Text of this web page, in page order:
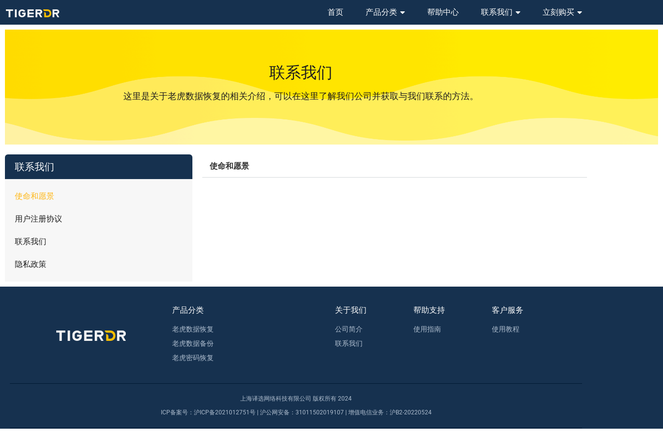
首页 产品分类 帮助中心 联系我们 立刻购买
联系我们
这里是关于老虎数据恢复的相关介绍，可以在这里了解我们公司并获取与我们联系的方法。
联系我们
使命和愿景
用户注册协议
联系我们
隐私政策
使命和愿景
产品分类
老虎数据恢复
老虎数据备份
老虎密码恢复
关于我们
公司简介
联系我们
帮助支持
使用指南
客户服务
使用教程
上海译选网络科技有限公司 版权所有 2024
ICP备案号： 沪ICP备2021012751号| 沪公网安备： 31011502019107| 增值电信业务： 沪B2-20220524